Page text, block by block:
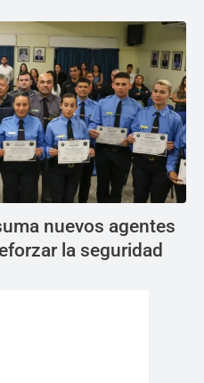
nuevos agentes
la seguridad